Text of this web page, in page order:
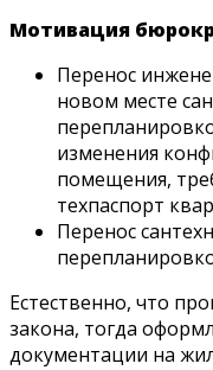
Мотивация
Перенос
новом месте
изменения
помещения,
техпаспорт
Перенос
Естественно, что
закона, тогда
документации на